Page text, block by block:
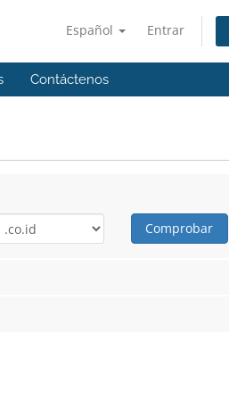
Español Entrar
Contáctenos
Comprobar